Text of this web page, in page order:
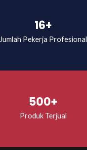
16+
Jumlah Pekerja Profesional
500+
Produk Terjual